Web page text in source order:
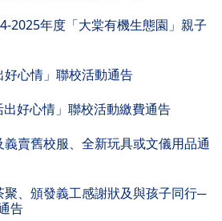
2025年度「大棠有機生態園」親子
好心情」聯校活動通告
好心情」聯校活動繳費通告
義賣舊校服、全新玩具或文儀用品通
聚、頒發義工感謝狀及與孩子同行─
告